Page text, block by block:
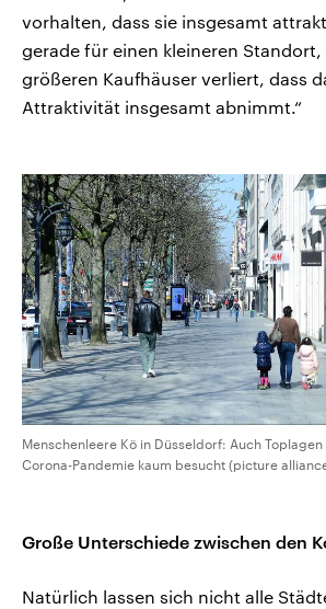
vorhalten, dass sie insgesamt
gerade für einen kleineren
größeren Kaufhäuser verliert, dass
Attraktivität insgesamt abnimmt.“
Menschenleere Kö in Düsseldorf: Auch
Corona-Pandemie kaum besucht (picture
Große Unterschiede zwischen den
Natürlich lassen sich nicht alle